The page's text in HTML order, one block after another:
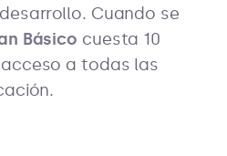
Cuando se
Básico cuesta 10
a todas las